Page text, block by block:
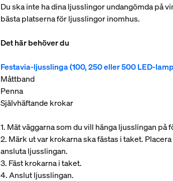
Du ska inte ha dina ljusslingor undangömda på
bästa platserna för ljusslingor inomhus.
Det här behöver du
Festavia-ljusslinga (100, 250 eller 500 LED-
Måttband
Penna
Självhäftande krokar
1. Mät väggarna som du vill hänga ljusslingan
2. Märk ut var krokarna ska fästas i taket.
ansluta ljusslingan.
3. Fäst krokarna i taket.
4. Anslut ljusslingan.